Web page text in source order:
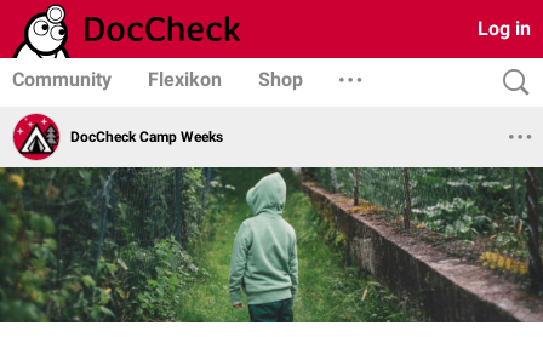
Log in
Community Flexikon Shop
DocCheck Camp Weeks